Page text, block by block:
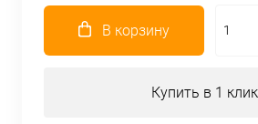
В корзину
Купить в 1 клик